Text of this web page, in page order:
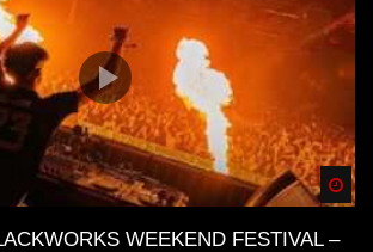
WEEKEND FESTIVAL –